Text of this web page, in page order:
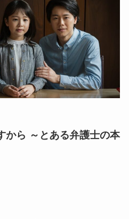
から ～とある弁護士の本